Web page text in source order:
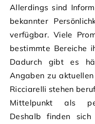
Allerdings sind
bekannter
verfügbar. Viele
bestimmte Bereiche
Dadurch gibt es
Angaben zu
Ricciarelli stehen
Mittelpunkt als
Deshalb finden